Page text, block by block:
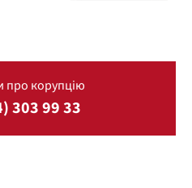
про корупцію
303 99 33